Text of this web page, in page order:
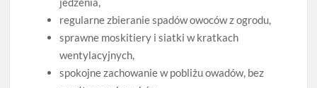
regularne zbieranie spadów owoców z ogrodu,
sprawne moskitiery i siatki w kratkach
wentylacyjnych,
spokojne zachowanie w pobliżu owadów, bez